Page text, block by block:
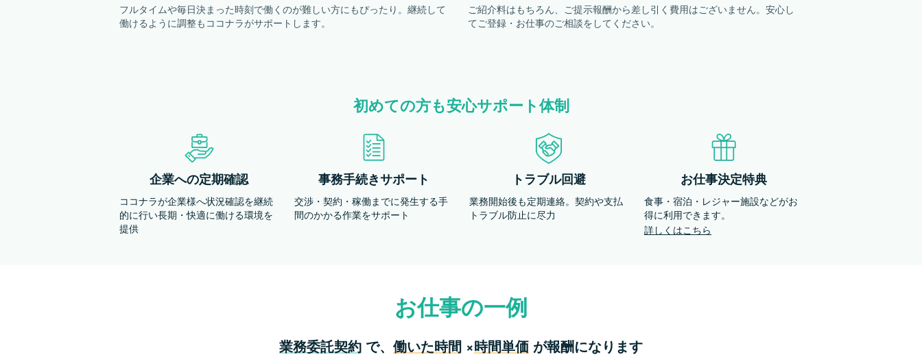
フルタイムや毎日決まった時刻で働くのが難しい方にもぴったり。継続して
働けるように調整もココナラがサポートします。
ご紹介料はもちろん、ご提示報酬から差し引く費用はございません。安心し
てご登録・お仕事のご相談をしてください。
初めての方も安心サポート体制
企業への定期確認
ココナラが企業様へ状況確認を継続
的に行い長期・快適に働ける環境を
提供
事務手続きサポート
交渉・契約・稼働までに発生する手
間のかかる作業をサポート
トラブル回避
業務開始後も定期連絡。契約や支払
トラブル防止に尽力
お仕事決定特典
食事・宿泊・レジャー施設などがお
得に利用できます。
詳しくはこちら
お仕事の一例
業務委託契約 で、 働いた時間 ×時間単価 が報酬になります